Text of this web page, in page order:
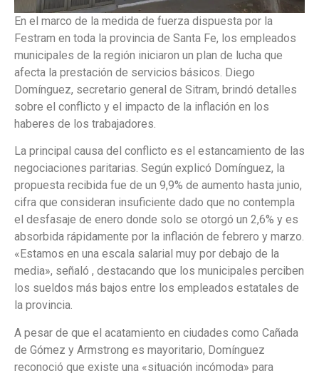
En el marco de la medida de fuerza dispuesta por la
Festram en toda la provincia de Santa Fe, los empleados
municipales de la región iniciaron un plan de lucha que
afecta la prestación de servicios básicos. Diego
Domínguez, secretario general de Sitram, brindó detalles
sobre el conflicto y el impacto de la inflación en los
haberes de los trabajadores.
La principal causa del conflicto es el estancamiento de las
negociaciones paritarias. Según explicó Domínguez, la
propuesta recibida fue de un 9,9% de aumento hasta junio,
cifra que consideran insuficiente dado que no contempla
el desfasaje de enero donde solo se otorgó un 2,6% y es
absorbida rápidamente por la inflación de febrero y marzo.
«Estamos en una escala salarial muy por debajo de la
media», señaló , destacando que los municipales perciben
los sueldos más bajos entre los empleados estatales de
la provincia.
A pesar de que el acatamiento en ciudades como Cañada
de Gómez y Armstrong es mayoritario, Domínguez
reconoció que existe una «situación incómoda» para